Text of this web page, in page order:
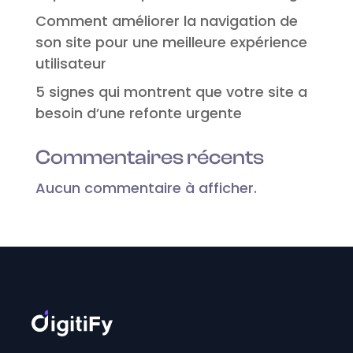
Comment améliorer la navigation de
son site pour une meilleure expérience
utilisateur
5 signes qui montrent que votre site a
besoin d’une refonte urgente
Commentaires récents
Aucun commentaire à afficher.